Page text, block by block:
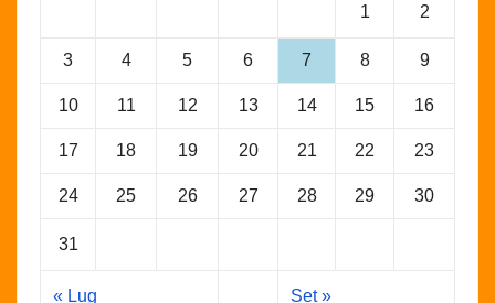
1 2
3 4 5 6 7 8 9
10 11 12 13 14 15 16
17 18 19 20 21 22 23
24 25 26 27 28 29 30
31
« Lug Set »